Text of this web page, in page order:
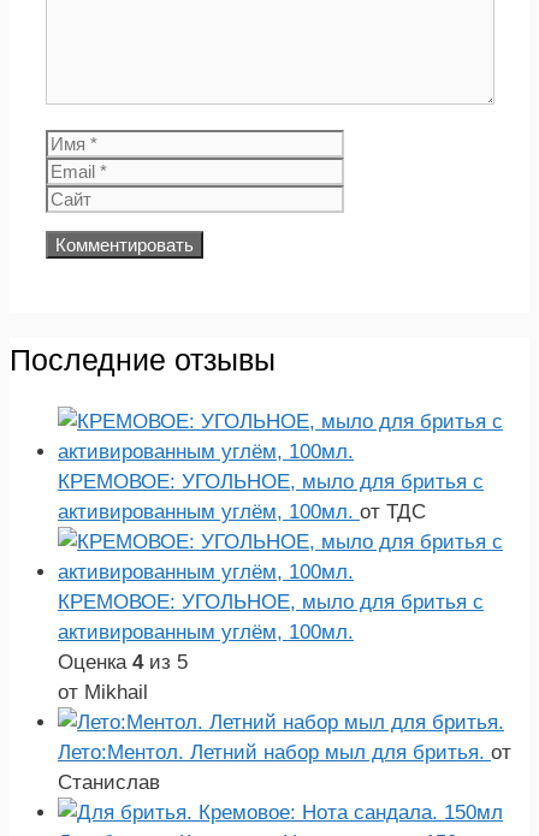
Имя
Последние отзывы
КРЕМОВОЕ: УГОЛЬНОЕ, мыло для бритья с
активированным углём, 100мл. от ТДС
КРЕМОВОЕ: УГОЛЬНОЕ, мыло для бритья с
активированным углём, 100мл.
Оценка 4из 5
от Mikhail
Лето:Ментол. Летний набор мыл для бритья. от
Станислав